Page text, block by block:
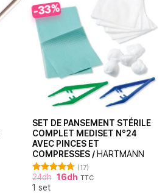
-33%
SET DE PANSEMENT STÉRILE
COMPLET MEDISET N°24
AVEC PINCES ET
COMPRESSES / HARTMANN
Note
4.71
sur 5
(17)
24dh 16dh TTC
1 set